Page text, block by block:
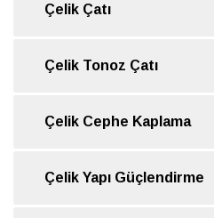
Çelik Çatı
Çelik Tonoz Çatı
Çelik Cephe Kaplama
Çelik Yapı Güçlendirme